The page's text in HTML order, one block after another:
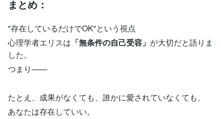
まとめ：
"存在しているだけでOK"という視点
心理学者エリスは 「無条件の自己受容」 が大切だと語りま
した。
つまり——
たとえ、成果がなくても、誰かに愛されていなくても、
あなたは存在していい。